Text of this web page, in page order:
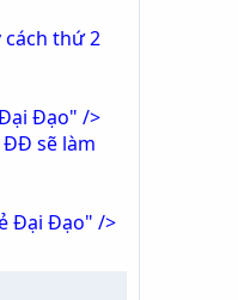
cách thứ 2
Đạo" />
ĐĐ sẽ làm
Đại Đạo" />